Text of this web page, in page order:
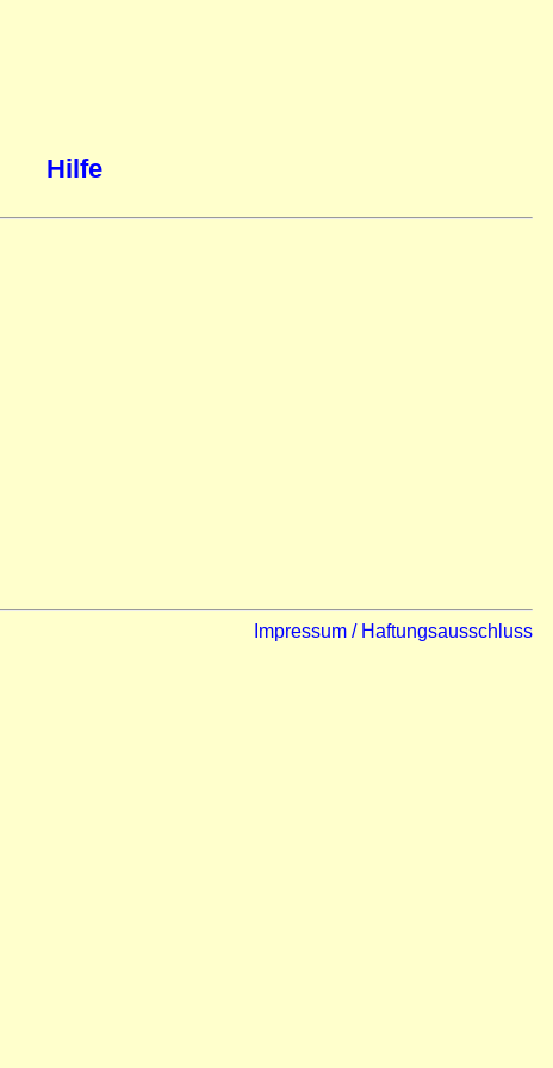
Hilfe
Impressum / Haftungsausschluss